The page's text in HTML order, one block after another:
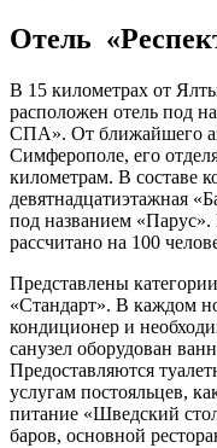
Отель
В 15 километрах от
расположен отель под
СПА». От ближайшего
Симферополе, его
километрам. В составе
девятнадцатиэтажная
под названием «Парус».
рассчитано на 100
Представлены
«Стандарт». В каждом
кондиционер и
санузел оборудован
Предоставляются
услугам постояльцев,
питание «Шведский
баров, основной